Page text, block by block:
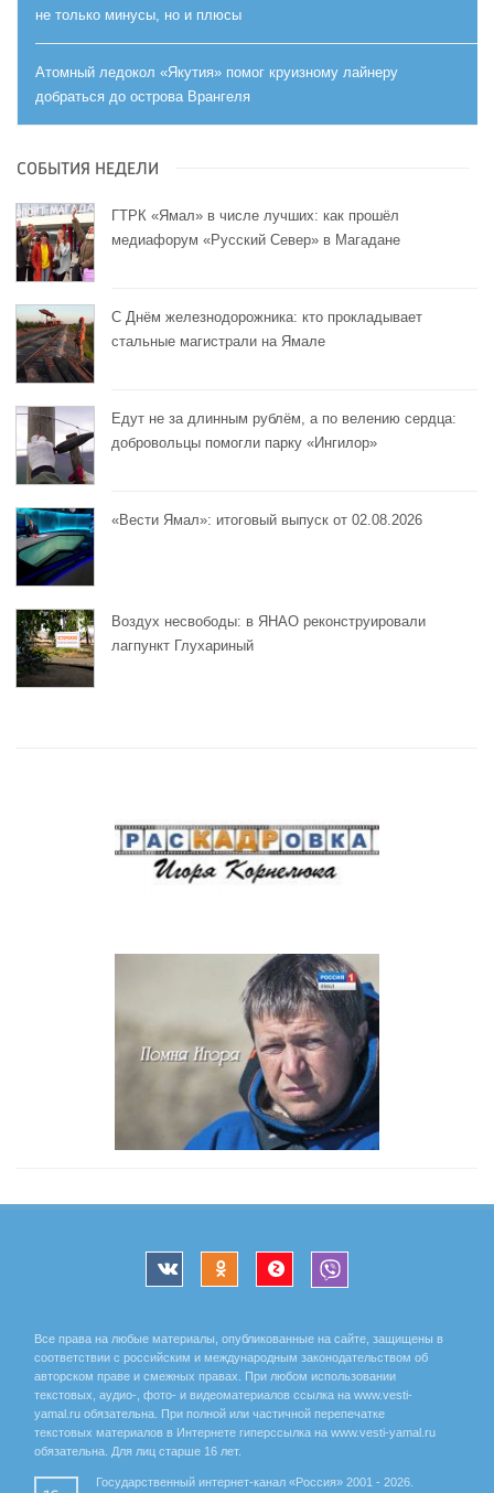
не только минусы, но и плюсы
Атомный ледокол «Якутия» помог круизному лайнеру
добраться до острова Врангеля
СОБЫТИЯ НЕДЕЛИ
ГТРК «Ямал» в числе лучших: как прошёл
медиафорум «Русский Север» в Магадане
С Днём железнодорожника: кто прокладывает
стальные магистрали на Ямале
Едут не за длинным рублём, а по велению сердца:
добровольцы помогли парку «Ингилор»
«Вести Ямал»: итоговый выпуск от 02.08.2026
Воздух несвободы: в ЯНАО реконструировали
лагпункт Глухариный
Все права на любые материалы, опубликованные на сайте, защищены в
соответствии с российским и международным законодательством об
авторском праве и смежных правах. При любом использовании
текстовых, аудио-, фото- и видеоматериалов ссылка на www.vesti-
yamal.ru обязательна. При полной или частичной перепечатке
текстовых материалов в Интернете гиперссылка на www.vesti-yamal.ru
обязательна. Для лиц старше 16 лет.
Государственный интернет-канал «Россия» 2001 - 2026.